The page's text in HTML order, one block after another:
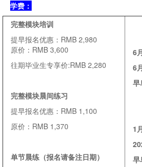
学费：
完整模块培训
提早报名优惠：RMB 2,980
原价：RMB 3,600
往期毕业生专享价:RMB 2,280
完整模块晨间练习
提早报名优惠：RMB 1,100
原价：RMB 1,370
单节晨练（报名请备注日期）
6
6
早
1
早